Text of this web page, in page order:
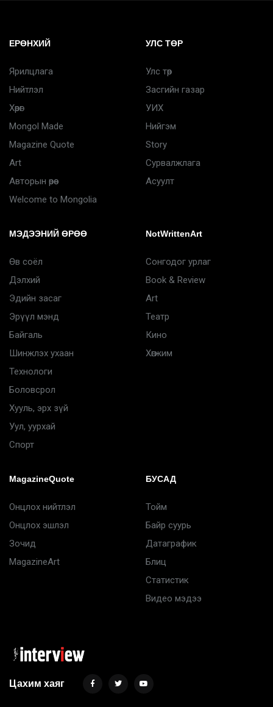
ЕРӨНХИЙ
Ярилцлага
Нийтлэл
Хөрөг
Mongol Made
Magazine Quote
Art
Авторын өрөө
Welcome to Mongolia
УЛС ТӨР
Улс төр
Засгийн газар
УИХ
Нийгэм
Story
Сурвалжлага
Асуулт
МЭДЭЭНИЙ ӨРӨӨ
Өв соёл
Дэлхий
Эдийн засаг
Эрүүл мэнд
Байгаль
Шинжлэх ухаан
Технологи
Боловсрол
Хууль, эрх зүй
Уул, уурхай
Спорт
NotWrittenArt
Сонгодог урлаг
Book & Review
Art
Театр
Кино
Хөгжим
MagazineQuote
Онцлох нийтлэл
Онцлох эшлэл
Зочид
MagazineArt
БУСАД
Тойм
Байр суурь
Датаграфик
Блиц
Статистик
Видео мэдээ
Цахим хаяг